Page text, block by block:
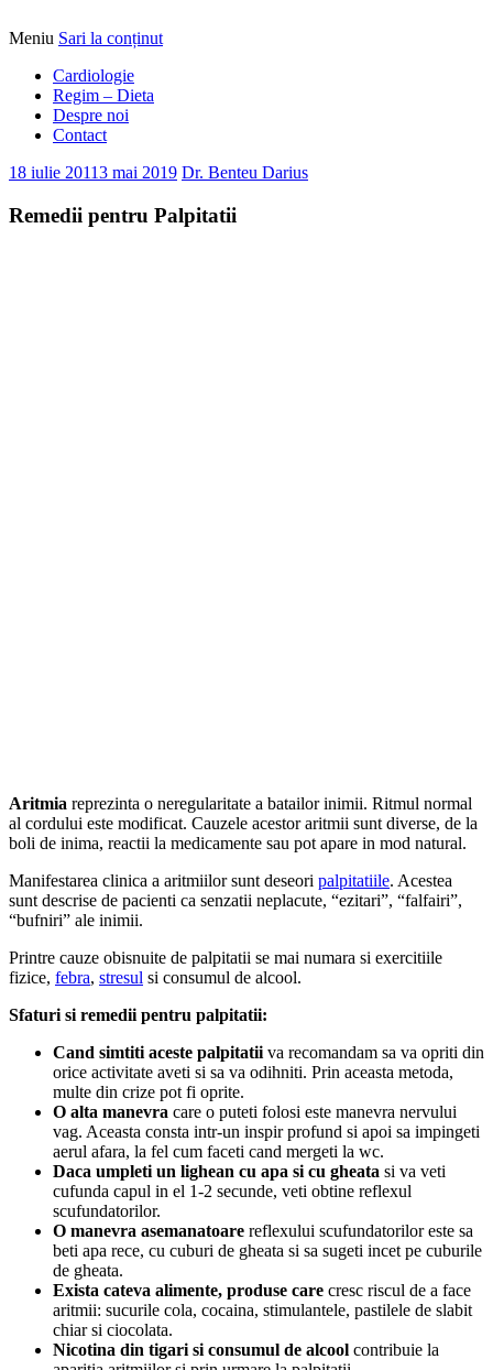
DrBendo.ro
Alimentatia sa iti fie medicatia
Meniu Sari la conținut
Cardiologie
Regim – Dieta
Despre noi
Contact
18 iulie 20113 mai 2019 Dr. Benteu Darius
Remedii pentru Palpitatii
Aritmia reprezinta o neregularitate a batailor inimii. Ritmul normal
al cordului este modificat. Cauzele acestor aritmii sunt diverse, de la
boli de inima, reactii la medicamente sau pot apare in mod natural.
Manifestarea clinica a aritmiilor sunt deseori palpitatiile. Acestea
sunt descrise de pacienti ca senzatii neplacute, “ezitari”, “falfairi”,
“bufniri” ale inimii.
Printre cauze obisnuite de palpitatii se mai numara si exercitiile
fizice, febra, stresul si consumul de alcool.
Sfaturi si remedii pentru palpitatii:
Cand simtiti aceste palpitatiiva recomandam sa va opriti din
orice activitate aveti si sa va odihniti. Prin aceasta metoda,
multe din crize pot fi oprite.
O alta manevra care o puteti folosi este manevra nervului
vag. Aceasta consta intr-un inspir profund si apoi sa impingeti
aerul afara, la fel cum faceti cand mergeti la wc.
Daca umpleti un lighean cu apa si cu gheata si va veti
cufunda capul in el 1-2 secunde, veti obtine reflexul
scufundatorilor.
O manevra asemanatoare reflexului scufundatorilor este sa
beti apa rece, cu cuburi de gheata si sa sugeti incet pe cuburile
de gheata.
Exista cateva alimente, produse care cresc riscul de a face
aritmii: sucurile cola, cocaina, stimulantele, pastilele de slabit
chiar si ciocolata.
Nicotina din tigari si consumul de alcool contribuie la